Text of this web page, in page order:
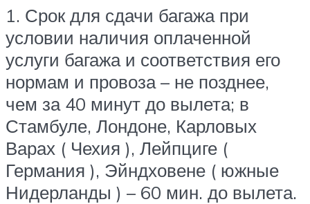
1. Срок для сдачи багажа при
условии наличия оплаченной
услуги багажа и соответствия его
нормам и провоза – не позднее,
чем за 40 минут до вылета; в
Стамбуле, Лондоне, Карловых
Варах ( Чехия ), Лейпциге (
Германия ), Эйндховене ( южные
Нидерланды ) – 60 мин. до вылета.